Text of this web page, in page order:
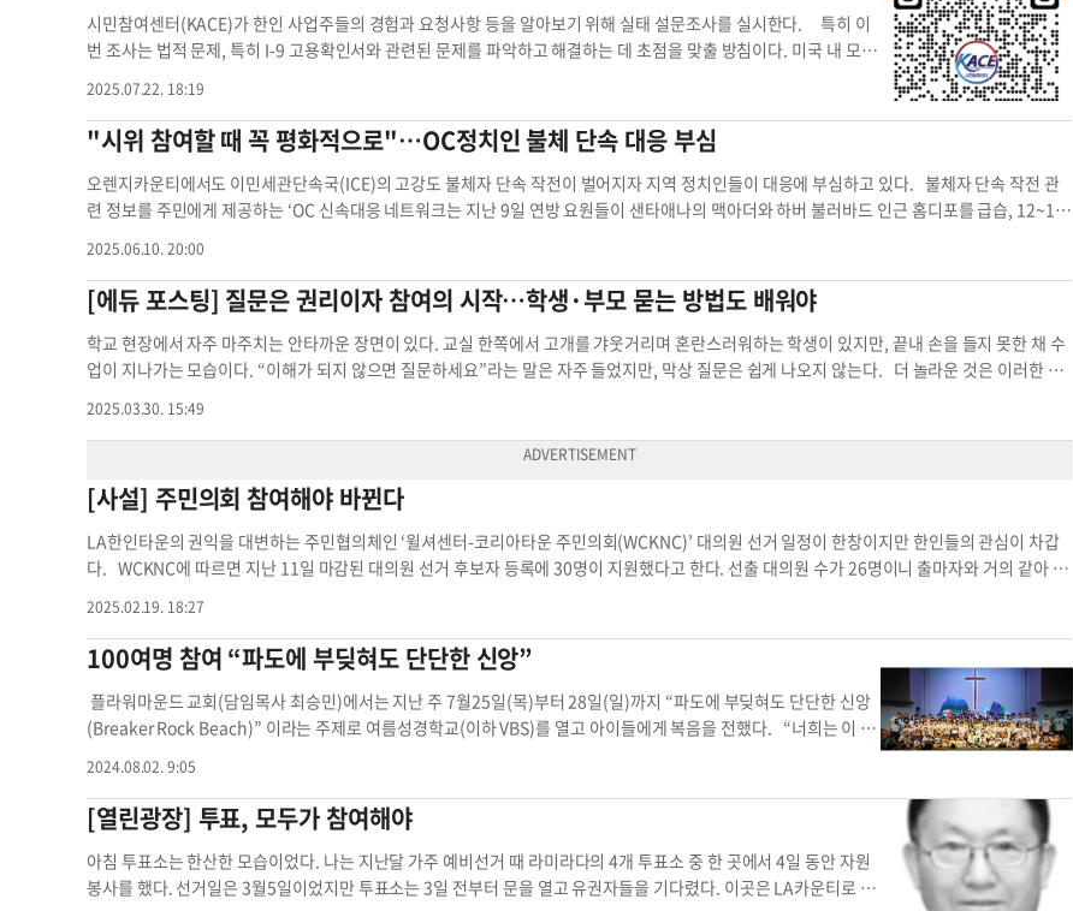
씩 결합해야 좋은 작품이 된다”고 말했다. 정 작가는 “초심자도 재미있게 배우며 디카시의 매력을 느낄 수 있다”고 말
했다. OC지부는 매달 두 번째 화요일에 정기 모임을 갖는다. 홀수 달엔 오전 10시~정오 풀러턴의 오렌지 한인교회에
심자인데 너무 재미있다. 주위 풍경을 다른 시각으로 보게 되면서 아침 운동할 때도 휴대폰을 가지고 다닌다”고 말했
다. 문의는 전화(562-405-2468) 또는 이메일(kdaoc2025@gmail.com)로 하면 된다. 글·사진=임상환 기자공동
체 참여 예술 공동체 한국디카시인협회 오렌지카운티 사진작가 디카시
에서 최종 후보가 되기 위해서는 다른 후보를 압도할 수 있는 기금과 한인사회의 지지가 필요한 상황이다. 지난 201
3년 먼덜라인 시의원을 시작으로 타운십, 카운티 선출직을 차례로 거쳐 일리노이 주 정부 내 최고위층 선출직에 도전
부의 모든 지출을 책임지는 주 감사관이 된다면 그동안의 경험을 바탕으로 누구보다 주어진 책무을 잘할 수 있다고 자
신한다. 이를 위해 주 감사관실에 선진 시스템을 구축, 현재의 서류 작업을 현대화∙전산화할 계획이다. 또 주 전역을
찾아다니며 모든 주민들의 목소리를 직접 듣는 현장 중심의 업무를 한다는 생각이다. “점잖으신 탓인지, 상대적으
로 주류 사회보다 한인 커뮤니티의 선거 관련 흥(exciting)이 아직은 많이 느껴지지 않는다”는 그는 한인들을 위한 목
소리를 더 많이 내겠다고 강조했다. 할리 김과 함께 중앙일보를 방문한 이진(사진 왼쪽) 명예 쿡카운티 부재무관은
할리 김을 위해 한인들의 십시일반 기금 모금과 적극적인 참여가 꼭 필요하다”고 전했다. 할리 김은 “여기까지 온 것
도 하나님의 예비하신 뜻이 있다고 믿는다. 어떤 결정을 할 때마다 기도를 한다”며 “커뮤니티와 국가 발전에 주어진 소
명을 다하겠다”고 덧붙였다. 할리 김 기금 후원 체크는 payable to를 Friend of Holly Kim으로 해서 주소 PO Box
1032 Mundeline, IL 60060-8032로 보내면 된다. 한편 할리 김 후원 및 기금 모금 행사가 20일(토) 나일스 BBQ
가든(9020 W. Golf Rd. Niles, IL)에서 낮 12시부터 오후 2시까지 열린다. 노재원한인 참여 기금 후원 한인 커뮤니
시민참여센터(KACE)가 한인 사업주들의 경험과 요청사항 등을 알아보기 위해 실태 설문조사를 실시한다. 특히 이
번 조사는 법적 문제, 특히 I-9 고용확인서와 관련된 문제를 파악하고 해결하는 데 초점을 맞출 방침이다. 미국 내 모든
한인 사업주들이 요건을 제대로 인지하지 못하고 있어 감사나 처벌을 받을 위험이 있다. 이외에도 설문조사에는 이
민자 및 사업주로서 보다 광범위한 경험에 대한 질문이 포함돼 있다. 설문조사는 7월 10일부터 8월 1일까지 진행되
며, 37개의 객관식 문항으로 구성돼 있어 10~15분 정도 시간이 소요된다. 설문조사 결과 업데이트를 받으려면 연락
처 정보를 제공해야 한다. 모든 응답은 엄격히 기밀로 유지되며 연구 및 지역사회 지원 목적으로만 사용된다. 설문은
링크(docs.google.com/forms/d/e/1FAIpQLSepiObxcCIDMpqYBTfNJbvXIVM62f7gquSE1rAy_L5Nqgo_-
g)로 하면 된다. 김은별 기자
과
2025.07.22. 18:19
"시위 참여할 때 꼭 평화적으로"…OC정치인 불체 단속 대응 부심
오렌지카운티에서도 이민세관단속국(ICE)의 고강도 불체자 단속 작전이 벌어지자 지역 정치인들이 대응에 부심하고 있다. 불체자 단속 작전 관
련 정보를 주민에게 제공하는 ‘OC 신속대응 네트워크는 지난 9일 연방 요원들이 샌타애나의 맥아더와 하버 불러바드 인근 홈디포를 급습, 12~15
버 불러바드에서도 요원들이 목격됐다. 지역 정치인들은 폭력 시위가 벌어질 경우, 연방 정부에 강경 대응의 빌미를 주게 될 것이라며 주의를 촉구
했다. 발레리 아메즈콰 샌타애나 시장은 “시위에 참여할 때 꼭 평화적이고 안전하게 해야 한다”고 당부했다. 비센테 사미엔토 OC수퍼바이저도
“(시위) 권리를 행사하라”면서 어떤 법도 위반하지 않도록 조심해야 한다고 말했다. 샌타애나를 관할하는 루 코레아 연방하원의원은 행동에 나서
되 비폭력 시위로 대응해야 한다며 “폭력에 폭력으로 맞서면 안 된다”고 강조했다.시위 참여 비폭력 시위 신속대응 네트워크 지역 정치인들
2025.06.10. 20:00
[에듀 포스팅] 질문은 권리이자 참여의 시작…학생·부모 묻는 방법도 배워야
학교 현장에서 자주 마주치는 안타까운 장면이 있다. 교실 한쪽에서 고개를 갸웃거리며 혼란스러워하는 학생이 있지만, 끝내 손을 들지 못한 채 수
업이 지나가는 모습이다. “이해가 되지 않으면 질문하세요”라는 말은 자주 들었지만, 막상 질문은 쉽게 나오지 않는다. 더 놀라운 것은 이러한 현
으로 감정이 섞인 메시지를 남기곤 한다. 질문은 하지 못하고, 불편함은 속에 쌓인 채, 오해와 거리감은 조금씩 자라난다. 그렇다면 우리는 왜 말하
지 못하는 걸까. 그리고 어떻게 하면 서로를 더 잘 이해하고 소통할 수 있을까. ▶질문을 막는 심리적 장벽 한국 사회에선 오랫동안 우리 사회에는
연스럽게 침묵이 익숙해졌다. 예를 들어, 수업 중에 “이건 어떻게 되는 건가요?”라고 묻고 싶지만, 주변의 시선이 의식되어 끝내 말하지 못하고 지
나가는 경우가 많다. 그리고 권위에 대한 과도한 민감성이 높은 한국인들은 교사나 단체 운영진에게 질문을 던지는 것은 그 결정에 대해 문제를 제
기하는 것으로 오해될 수 있다. 특히 서열과 체면을 중시하는 문화 속에서는 이러한 행동이 무례하게 보일까 봐 망설이게 된다. 또한 여러 가지 걱정
들이 질문하는 것을 막는다. “괜한 말 했다가 괘씸하게 보이진 않을까”, “다른 부모들이 이상하게 보지 않을까” 하는 걱정은 질문을 막는다. 조직
내부에서 소수 의견을 드러낸다는 것은 때로는 외로운 일이기에, 직접적인 질문보다는 우회적인 방식으로 표현하는 경향이 생긴다. 그리고 가까운
사이에서 쉽게 발생하는 문제로 궁금한 걸 물어보지 않고 참다가 질문이 아닌 ‘불만’으로 표출될 때가 있다. 그 이면에는 충분한 설명 없이 내려진
결정에 대한 감정적 반응이 자리 잡고 있다. 억울함, 서운함, 실망감이 복합적으로 얽히면 질문 대신 감정 섞인 항의로 이어지기 쉽다. 하지만 이러
한 방식은 문제 해결보다는 단절과 오해 혹은 불화를 낳기 쉽다. ▶건강한 소통을 위한 실천적 제안 -질문은 권리이자 참여의 시작이다 질문은
단순히 이해를 돕기 위한 수단이 아니다. 이는 공동체의 운영에 참여하고자 하는 진심 어린 관심의 표현이며, 더 나은 방향으로 함께 나아가기 위한
출발점이다. 예를 들어, “왜 그렇게 결정하셨나요?”보다는 “이 결정의 배경이나 기준을 좀 더 듣고 싶다”라고 표현하는 것이 상대방에게 방어감을
줄이고 대화의 문을 열게 한다. -심리적 안정감을 조성해야 한다 학생이든 학부모든 “질문해도 괜찮다”는 분위기 속에서야 질문할 용기도 자란
다. 지도자는 질문을 환영한다는 태도를 분명하게 드러내야 하며, 질문에 대한 평가나 비난은 철저히 배제되어야 한다. 예를 들어, 학교나 단체에
서 “궁금한 점은 언제든지 직접 문의해주세요”라는 말을 공지에 포함하는 것만으로도 질문의 장벽은 낮아진다. -질문하는 방법을 함께 배워야 한
다 학생뿐 아니라 학부모에게도 ‘좋은 질문을 하는 법’을 안내하는 것은 소통의 질을 높이는 데 도움이 된다. 갈등을 피하고, 비난이 아닌 이해와
협력의 언어로 바꾸는 훈련이 필요하다. 예를 들어, “왜 이렇게 하셨나요?”라는 말 대신, “다른 방향도 고려되었는지 궁금하다”라고 말하면 상대
방은 의견을 위협으로 받아들이지 않고 열린 대화를 이어가기 쉬워진다. 이의 제기가 아닌 참여로 인식하도록 해야 한다 수업시간에 묻는 말이나
2025.03.30. 15:49
[사설] 주민의회 참여해야 바뀐다
LA한인타운의 권익을 대변하는 주민협의체인 ‘윌셔센터-코리아타운 주민의회(WCKNC)’ 대의원 선거 일정이 한창이지만 한인들의 관심이 차갑
다. WCKNC에 따르면 지난 11일 마감된 대의원 선거 후보자 등록에 30명이 지원했다고 한다. 선출 대의원 수가 26명이니 출마자와 거의 같아 투
의 핵심 조직이다. 치안 문제부터 신규 업소 운영 허가까지 각지역내 주민들의 목소리를 하나로 모아 시의원들과 직접 소통한다. 또, 시정부 서비스
가 주민들에게 원활하게 제공될 수 있도록 돕는다. 물론 무보수 봉사직이다. 현재 LA시 산하 99개 협의체가 있다. WCKNC는 지난 2003년 76번
째로 늦게 출범했지만 규모와 상징적인 면에서 가장 중요한 주민의회다. 2020년 센서스 기준으로 관할 유권자 수는 10만 명에 육박(9만9702명)
해 가장 많다. 아시안 유권자 역시 3만3000여 명으로 최다다. 그만큼 대의원들의 영향력이 크다. 그러나 한인 후보자가 고작 11명이라는 점은 한
인들의 낮은 정치 참여도의 현주소다. 11명 모두 당선된다고 해도 의사 결정을 위한 과반에 3명이 부족하다. 빌 로빈슨 WCKNC 회장은 그 이유에
대해 “다들 ‘돈 안 되는 일인데 왜 하느냐’고 출마를 꺼린다”고 했다. 선거는 4월22일 치러진다. 출마 후보도 중요하지만 한인들의 투표 참여도 필
요하다. WCKNC는 99개 주민의회 선거 사상 최저 투표율(2012년 53명), 최고 투표율(2018년 1만8844명)의 기록을 갖고 있다. 적극적인 참여가
어떤 변화를 만들어 낼 수 있는지 보여주는 사례다. 현재 한인타운에는 해결해야 할 현안들이 산적해 있다. 홈리스 문제, 치안 강화, 대중교통 안전
개선, 타운 경기 활성화 등이 대표적이다. 로빈슨 회장은 “만나는 한인들마다 ‘도대체 정부는 뭐 하는 거냐’고 불평들은 하지만 정작 문제를 해결
할 수 있는 정치 참여에는 소극적이라 아쉽다”고 했다. 투표는 18세 이상이면 누구나 참여할 수 있다. 체류신분은 묻지 않는다. 타운에 살고 있거
나 교회, 학교, 회사를 다니거나 업소를 운영하거나 타운과 관련이 있는 누구든 투표권이 있다. 내 목소리를 내지 않으면 변화는 없다.사설 주민의
2025.02.19. 18:27
100여명 참여 “파도에 부딪혀도 단단한 신앙”
플라워마운드 교회(담임목사 최승민)에서는 지난 주 7월25일(목)부터 28일(일)까지 “파도에 부딪혀도 단단한 신앙
(Breaker Rock Beach)” 이라는 주제로 여름성경학교(이하 VBS)를 열고 아이들에게 복음을 전했다. “너희는 이 세
별하도록 하라”는 로마서 12:2 말씀으로 결코 변하지 않는 하나님의 진리에 대해 배웠다. VBS는 “진리는 하나님으로
부터 온다(Truth Comes from God)”, “하나님의 계획이 가장 좋다(God’s Plan is Best)”, “모든 사람들은 예수님
을 필요로한다(Everyone Needs Jesus)”, “예수님이 유일한 길이다(Jesus is the Only Way)”, “사랑 안에서 진리
를 말하자(Speaks the Truth in Love)”라는 소주제에 맞춰서 매일 다양하게 진행되었다. 이번 VBS에는 70명 남짓
의 어린 아이들과 초등학생들이 참석했으며 교사와 발런티어를 포함하여 총 100여 명이 오전 10시부터 오후1시까지
2024.08.02. 9:05
[열린광장] 투표, 모두가 참여해야
아침 투표소는 한산한 모습이었다. 나는 지난달 가주 예비선거 때 라미라다의 4개 투표소 중 한 곳에서 4일 동안 자원
봉사를 했다. 선거일은 3월5일이었지만 투표소는 3일 전부터 문을 열고 유권자들을 기다렸다. 이곳은 LA카운티로 풀